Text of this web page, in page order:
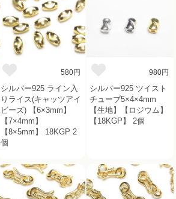
580円
シルバー925 ライン入
りライス(キャッツアイ
ビーズ) 【6×3mm】
【7×4mm】
【8×5mm】 18KGP 2
個
980円
シルバー925 ツイスト
チューブ5×4×4mm
【生地】【ロジウム】
【18KGP】 2個